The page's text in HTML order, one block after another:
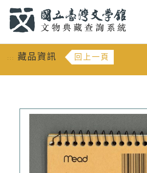
::: 藏品資訊 回上一頁